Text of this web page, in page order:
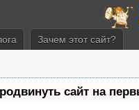
Зачем этот сайт?
сайт на